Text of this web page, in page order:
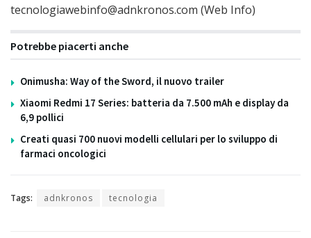
tecnologiawebinfo@adnkronos.com (Web Info)
Potrebbe piacerti anche
Onimusha: Way of the Sword, il nuovo trailer
Xiaomi Redmi 17 Series: batteria da 7.500 mAh e display da
6,9 pollici
Creati quasi 700 nuovi modelli cellulari per lo sviluppo di
farmaci oncologici
Tags: adnkronos tecnologia